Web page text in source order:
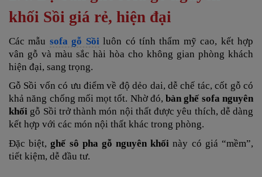
khối Sồi giá rẻ, hiện đại
Các mẫu sofa gỗ Sồi luôn có tính thẩm mỹ cao, kết hợp
vân gỗ và màu sắc hài hòa cho không gian phòng khách
hiện đại, sang trọng.
Gỗ Sồi vốn có ưu điểm về độ dẻo dai, dễ chế tác, cốt gỗ có
khả năng chống mối mọt tốt. Nhờ đó,bàn ghế sofa nguyên
khối gỗ Sồi trở thành món nội thất được yêu thích, dễ dàng
kết hợp với các món nội thất khác trong phòng.
Đặc biệt,ghế sô pha gỗ nguyên khốinày có giá “mềm”,
tiết kiệm, dễ đầu tư.